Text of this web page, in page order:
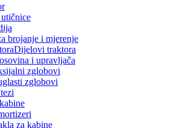
brojanje i mjerenje
Dijelovi traktora
i upravljača
zglobovi
zglobovi
za kabine